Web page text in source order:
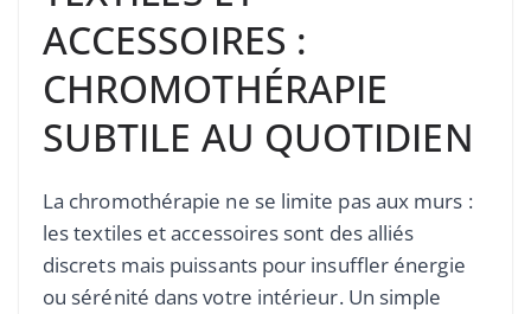
ACCESSOIRES :
CHROMOTHÉRAPIE
SUBTILE AU QUOTIDIEN
La chromothérapie ne se limite pas aux murs :
les textiles et accessoires sont des alliés
discrets mais puissants pour insuffler énergie
ou sérénité dans votre intérieur. Un simple